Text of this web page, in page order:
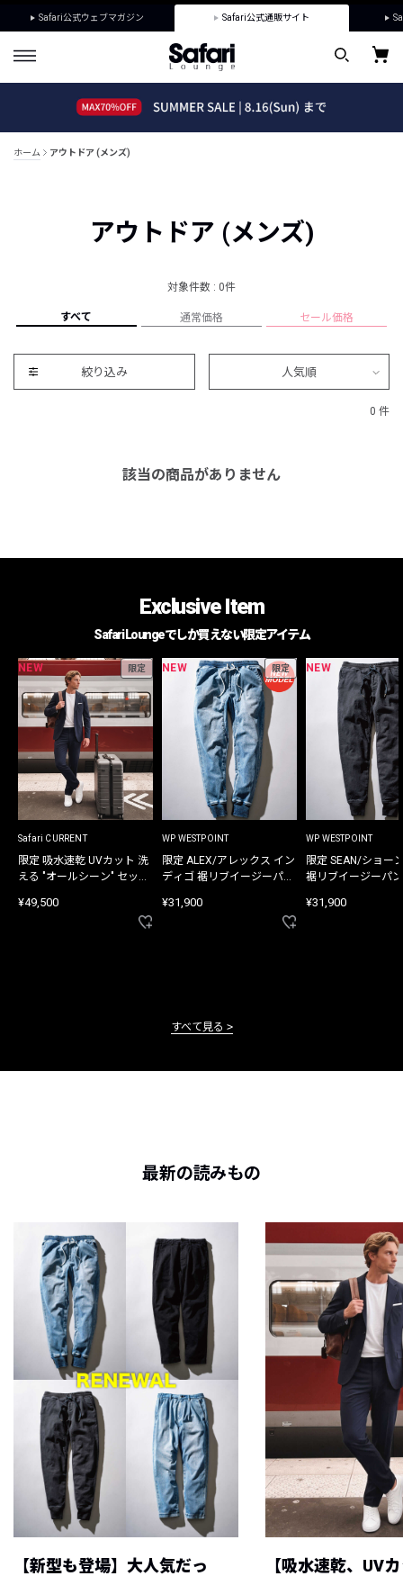
Safari公式ウェブマガジン Safari公式通販サイト
ホーム アウトドア (メンズ)
アウトドア (メンズ)
対象件数 : 0件
すべて 通常価格 セール価格
絞り込み 人気順
0 件
該当の商品がありません
Exclusive Item
Safari Loungeでしか買えない限定アイテム
NEW 限定
Safari CURRENT
限定 吸水速乾 UVカット 洗
える "オールシーン" セット
¥49,500
NEW 限定
WP WESTPOINT
限定 ALEX/アレックス イン
ディゴ 裾リブイージーパン
¥31,900
NEW
WP WESTPOINT
限定 SEAN/ショー
裾リブイージーパ
¥31,900
すべて見る
最新の読みもの
【新型も登場】大人気だっ
【吸水速乾、UV